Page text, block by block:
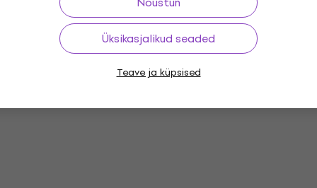
Üksikasjalikud seaded
Teave ja küpsised